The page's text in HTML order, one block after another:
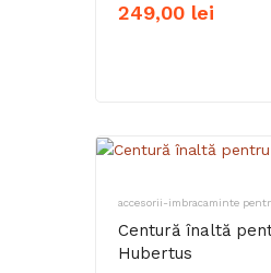
249,00 lei
accesorii-imbracaminte
Centură înaltă
Hubertus